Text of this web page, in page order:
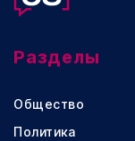
Разделы
Общество
Политика